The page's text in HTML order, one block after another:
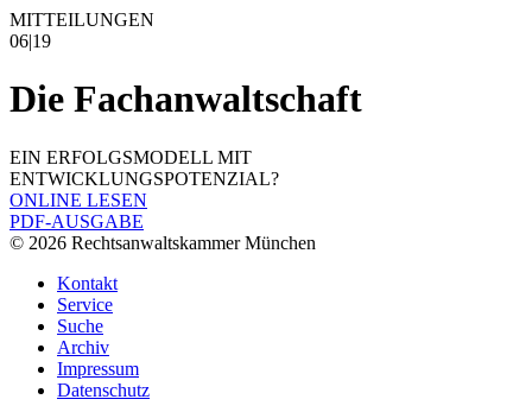
MITTEILUNGEN
06|19
Die Fachanwaltschaft
EIN ERFOLGSMODELL MIT
ENTWICKLUNGSPOTENZIAL?
ONLINE LESEN
PDF-AUSGABE
© 2026 Rechtsanwaltskammer München
Kontakt
Service
Suche
Archiv
Impressum
Datenschutz